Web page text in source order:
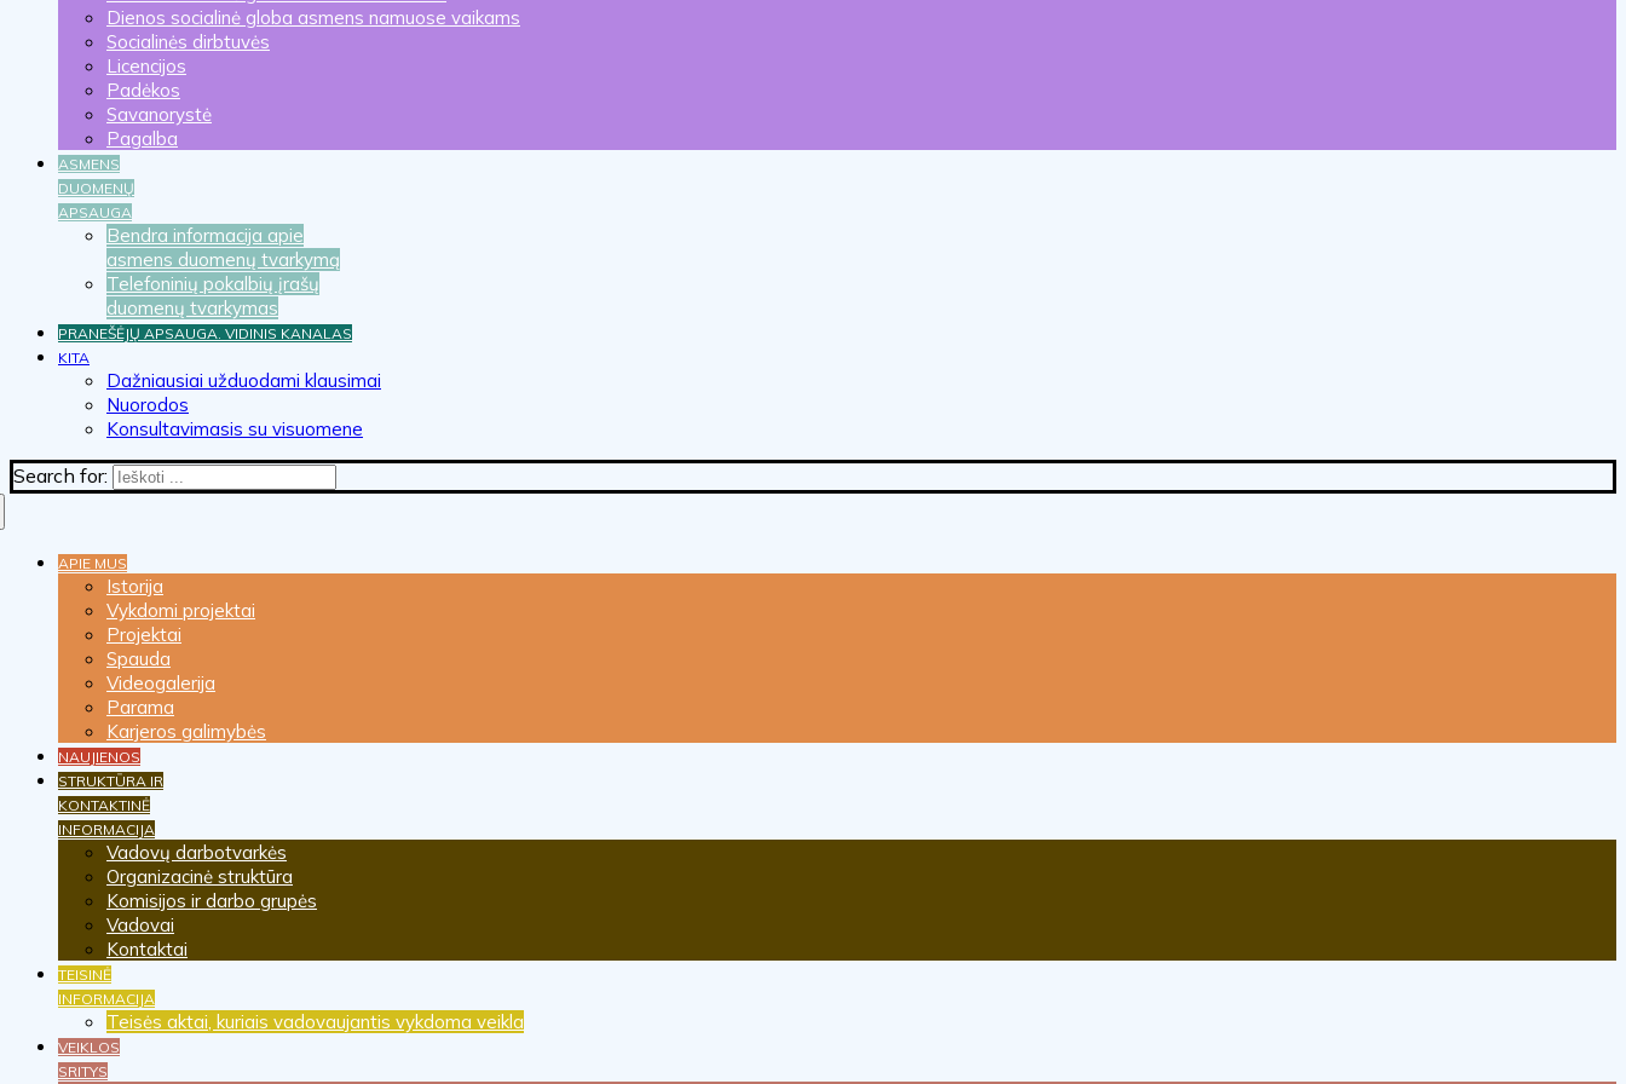
Dienos socialinė globa asmens namuose vaikams
Socialinės dirbtuvės
Licencijos
Padėkos
Savanorystė
Pagalba
ASMENS
DUOMENŲ
APSAUGA
Bendra informacija apie
asmens duomenų tvarkymą
Telefoninių pokalbių įrašų
duomenų tvarkymas
PRANEŠĖJŲ APSAUGA. VIDINIS KANALAS
KITA
Dažniausiai užduodami klausimai
Nuorodos
Konsultavimasis su visuomene
Search for:
APIE MUS
Istorija
Vykdomi projektai
Projektai
Spauda
Videogalerija
Parama
Karjeros galimybės
NAUJIENOS
STRUKTŪRA IR
KONTAKTINĖ
INFORMACIJA
Vadovų darbotvarkės
Organizacinė struktūra
Komisijos ir darbo grupės
Vadovai
Kontaktai
TEISINĖ
INFORMACIJA
Teisės aktai, kuriais vadovaujantis vykdoma veikla
VEIKLOS
SRITYS